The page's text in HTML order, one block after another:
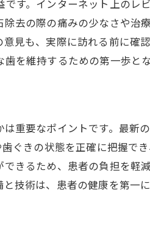
フターケア
す。インターネット上のレ
去の際の痛みの少なさや治
見も、実際に訪れる前に確
を維持するための第一歩と
重要なポイントです。最新
ぐきの状態を正確に把握で
きるため、患者の負担を軽
技術は、患者の健康を第一